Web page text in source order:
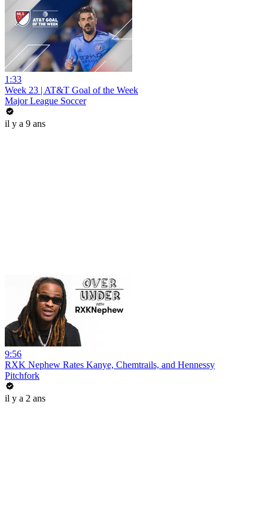
1:33
Week 23 | AT&T Goal of the Week
Major League Soccer
il y a 9 ans
9:56
RXK Nephew Rates Kanye, Chemtrails, and Hennessy
Pitchfork
il y a 2 ans